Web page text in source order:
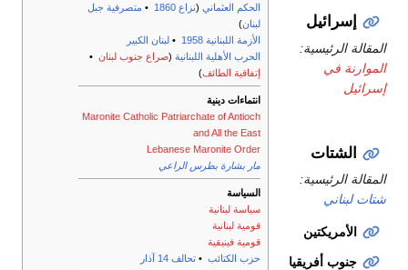
الحكم العثماني(نزاع 1860 • متصرفية جبل
لبنان)
الأزمة اللبنانية 1958
• لبنان الكبير
الحرب الأهلية اللبنانية(صراع جنوب لبنان•
إتفاقية الطائف)
انتماءات دينية
Maronite Catholic Patriarchate of Antioch
and All the East
Lebanese Maronite Order
مار بشارة بطرس الراعي
السياسة
سياسة لبنانية
قومية لبنانية
قومية فينيقية
حزب الكتائب• تحالف 14 آذار
إسرائيل
المقالة الرئيسية:
الموارنة في
إسرائيل
الشتات
المقالة الرئيسية:
شتات لبناني
الأمريكتين
جنوب أفريقيا